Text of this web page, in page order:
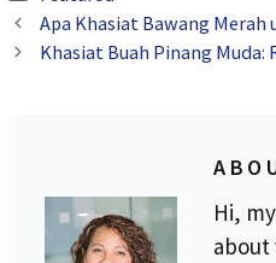
Apa Khasiat Bawang
Khasiat Buah Pinang Muda:
Hi,
about